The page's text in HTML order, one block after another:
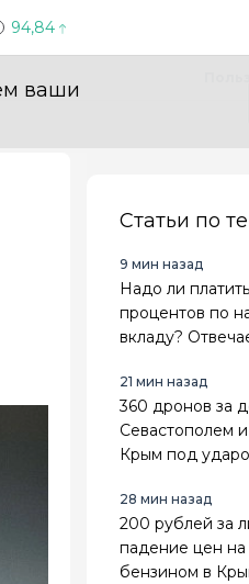
94,84
ваши
Статьи по
9 мин назад
Надо ли
процентов по
вкладу?
21 мин назад
360 дронов за
Севастополем и
Крым под
28 мин назад
200 рублей за
падение цен на
бензином в